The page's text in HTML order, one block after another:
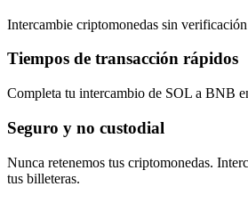
Intercambie criptomonedas sin
Tiempos de transacción rápidos
Completa tu intercambio de SOL a BNB
Seguro y no custodial
Nunca retenemos tus criptomonedas.
tus billeteras.